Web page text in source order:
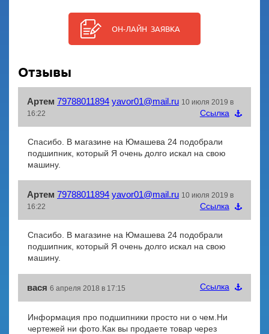
ОН-ЛАЙН ЗАЯВКА
Отзывы
Артем 79788011894 yavor01@mail.ru 10 июля 2019 в
16:22
Cсылка
Спасибо. В магазине на Юмашева 24 подобрали
подшипник, который Я очень долго искал на свою
машину.
Артем 79788011894 yavor01@mail.ru 10 июля 2019 в
16:22
Cсылка
Спасибо. В магазине на Юмашева 24 подобрали
подшипник, который Я очень долго искал на свою
машину.
вася 6 апреля 2018 в 17:15 Cсылка
Информация про подшипники просто ни о чем.Ни
чертежей ни фото.Как вы продаете товар через